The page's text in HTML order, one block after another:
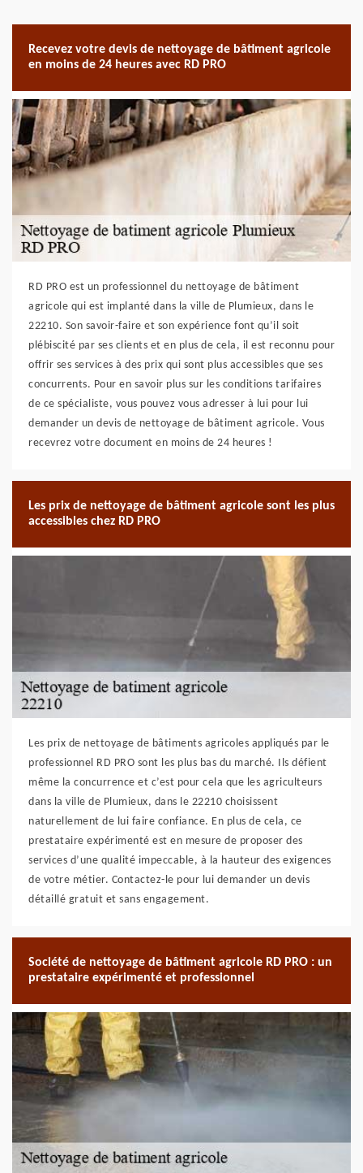
Recevez votre devis de nettoyage de bâtiment agricole
en moins de 24 heures avec RD PRO
RD PRO est un professionnel du nettoyage de bâtiment
agricole qui est implanté dans la ville de Plumieux, dans le
22210. Son savoir-faire et son expérience font qu’il soit
plébiscité par ses clients et en plus de cela, il est reconnu pour
offrir ses services à des prix qui sont plus accessibles que ses
concurrents. Pour en savoir plus sur les conditions tarifaires
de ce spécialiste, vous pouvez vous adresser à lui pour lui
demander un devis de nettoyage de bâtiment agricole. Vous
recevrez votre document en moins de 24 heures !
Les prix de nettoyage de bâtiment agricole sont les plus
accessibles chez RD PRO
Les prix de nettoyage de bâtiments agricoles appliqués par le
professionnel RD PRO sont les plus bas du marché. Ils défient
même la concurrence et c’est pour cela que les agriculteurs
dans la ville de Plumieux, dans le 22210 choisissent
naturellement de lui faire confiance. En plus de cela, ce
prestataire expérimenté est en mesure de proposer des
services d’une qualité impeccable, à la hauteur des exigences
de votre métier. Contactez-le pour lui demander un devis
détaillé gratuit et sans engagement.
Société de nettoyage de bâtiment agricole RD PRO : un
prestataire expérimenté et professionnel